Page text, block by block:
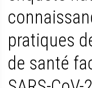
pratiques
de santé